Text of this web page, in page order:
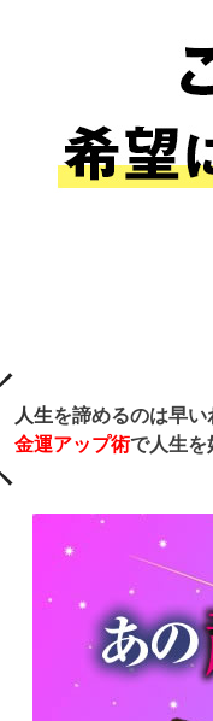
人生を諦めるのは早い
金運アップ術で人生を